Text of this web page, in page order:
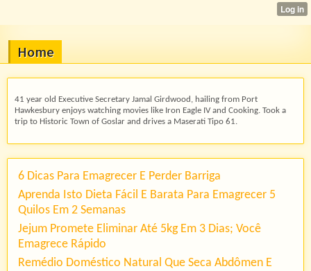
Home
41 year old Executive Secretary Jamal Girdwood, hailing from Port
Hawkesbury enjoys watching movies like Iron Eagle IV and Cooking. Took a
trip to Historic Town of Goslar and drives a Maserati Tipo 61.
6 Dicas Para Emagrecer E Perder Barriga
Aprenda Isto Dieta Fácil E Barata Para Emagrecer 5
Quilos Em 2 Semanas
Jejum Promete Eliminar Até 5kg Em 3 Dias; Você
Emagrece Rápido
Remédio Doméstico Natural Que Seca Abdômen E